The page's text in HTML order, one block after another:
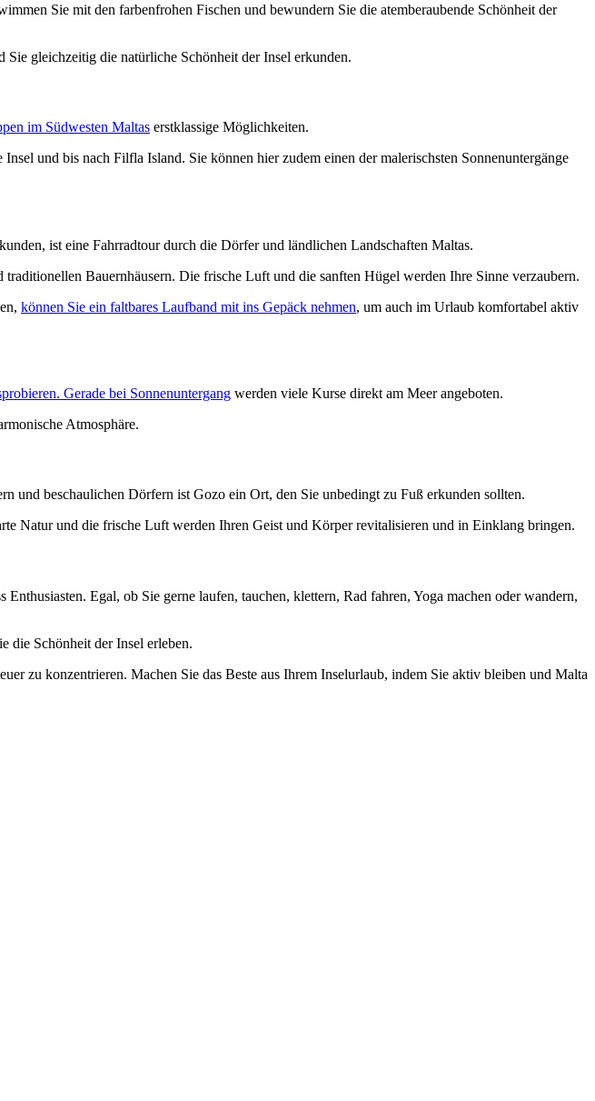
Sie mit den farbenfrohen Fischen und bewundern Sie die atemberaubende Schönheit der
gleichzeitig die natürliche Schönheit der Insel erkunden.
im Südwesten Maltas erstklassige Möglichkeiten.
und bis nach Filfla Island. Sie können hier zudem einen der malerischsten Sonnenuntergänge
ist eine Fahrradtour durch die Dörfer und ländlichen Landschaften Maltas.
Bauernhäusern. Die frische Luft und die sanften Hügel werden Ihre Sinne verzaubern.
können Sie ein faltbares Laufband mit ins Gepäck nehmen, um auch im Urlaub komfortabel aktiv
Gerade bei Sonnenuntergang werden viele Kurse direkt am Meer angeboten.
Atmosphäre.
und beschaulichen Dörfern ist Gozo ein Ort, den Sie unbedingt zu Fuß erkunden sollten.
Natur und die frische Luft werden Ihren Geist und Körper revitalisieren und in Einklang bringen.
Egal, ob Sie gerne laufen, tauchen, klettern, Rad fahren, Yoga machen oder wandern,
die Schönheit der Insel erleben.
zu konzentrieren. Machen Sie das Beste aus Ihrem Inselurlaub, indem Sie aktiv bleiben und Malta